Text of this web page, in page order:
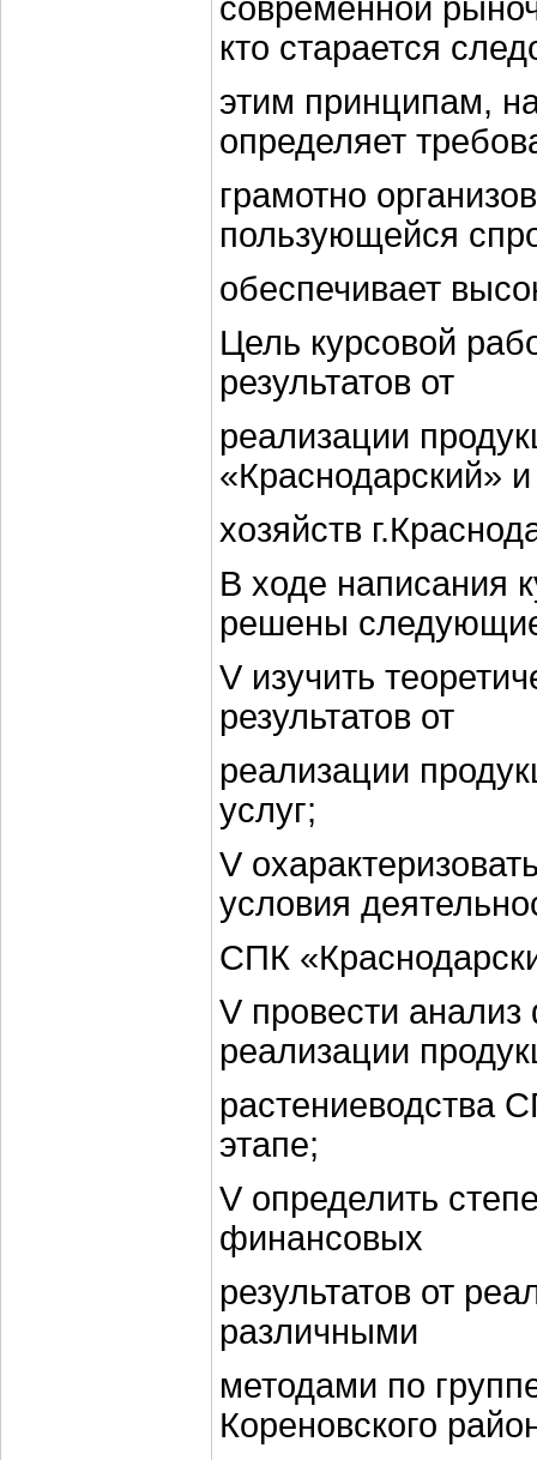
современной
кто старается
этим принципам,
определяет
грамотно
пользующейся
обеспечивает
Цель курсовой
результатов от
реализации
«Краснодарский»
хозяйств
В ходе написания
решены
V изучить
результатов от
реализации
услуг;
V
условия
СПК
V провести анализ
реализации
растениеводства
этапе;
V определить
финансовых
результатов от
различными
методами по
Кореновского